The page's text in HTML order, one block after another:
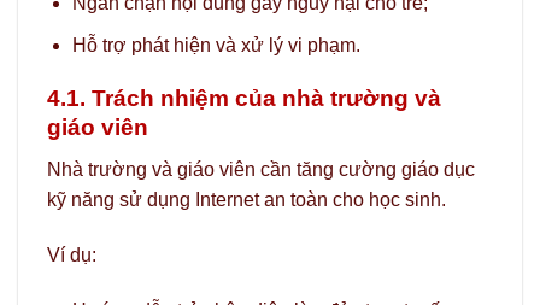
Hỗ trợ phát hiện và xử lý vi phạm.
4.1. Trách nhiệm của nhà trường và
giáo viên
Nhà trường và giáo viên cần tăng cường giáo dục
kỹ năng sử dụng Internet an toàn cho học sinh.
Ví dụ: